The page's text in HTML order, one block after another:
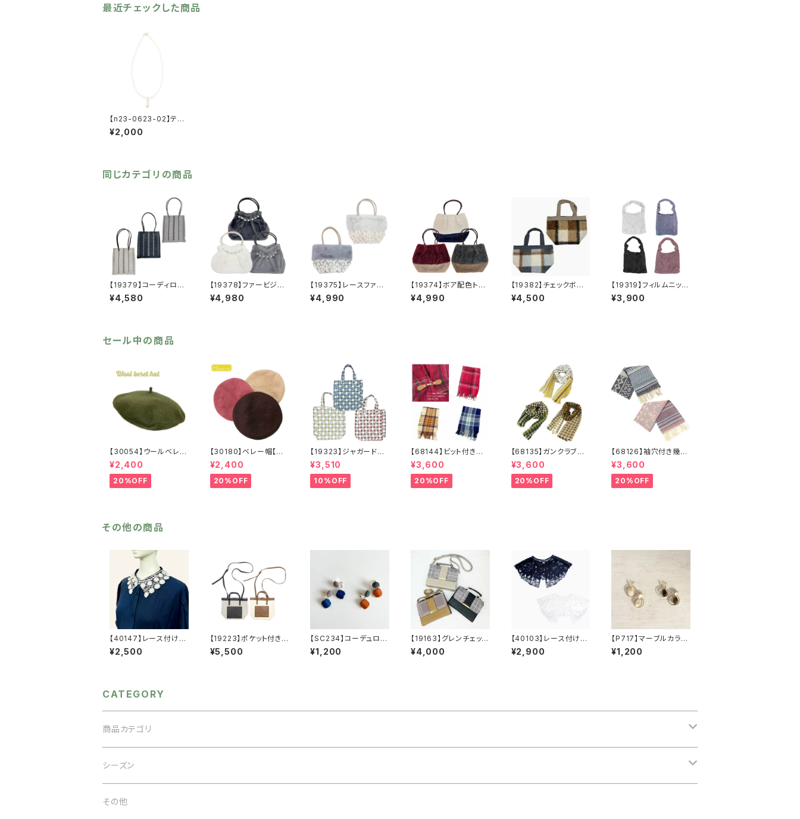
最近チェックした商品
【n23-0623-02】ティ
アドロップチャーム付き
パールネックレス【送料
ネックレス フォーマ
ル カジュアル ナチュ
¥2,000
同じカテゴリの商品
【19379】コーディロイ
刺繍トートバッグ【送料
無料】秋冬バッグ 新作
¥4,580
【19378】ファービジュ
ートート【送料無料】秋
冬バッグ 新作
¥4,980
【19375】レースファー
バッグ【送料無料】秋冬
バッグ 新作
¥4,990
【19374】ボア配色トー
ト【送料無料】秋冬バッ
グ 新作
¥4,990
【19382】チェックボア
ファートート【送料無料】
秋冬バッグ 新作
¥4,500
【19319】フィルムニット
バッグ【送料無料】キラキ
ラ グリッター
¥3,900
セール中の商品
【30054】ウールベレー
帽【送料無料】帽子 カ
ーキ グリーン 秋
冬 フェルトベレー レ
トロ 無地 チョボ
¥2,400
20%OFF
【30180】ベレー帽【送
料無料】フレンチ ベー
シック 無地 ベージ
ュ パープル ブラウ
ン シンプル ハット
¥2,400
20%OFF
【19323】ジャガード縦
型トート【送料無料】トレ
ンド トートバッグ ジ
ャガードバッグ ジャガ
ード生地 花柄 グレ
¥3,510
10%OFF
【68144】ビット付きスト
ール【送料無料】チェッ
ク柄 大判ストール
チェックストール アイ
ボリー ベージュ レ
¥3,600
20%OFF
【68135】ガンクラブチ
ェックストール【送料無
料】マフラー 防寒 チ
ェック柄 千鳥柄 千
鳥格子 マスタード
¥3,600
20%OFF
【68126】袖穴付き幾何
学ジャガードストール
【送料無料】袖付きスト
ール ジャガード織
り リバーシブル 幾
¥3,600
20%OFF
その他の商品
【40147】レース付け襟
【送料無料】ナチュラル
系 ガーリー つけ
¥2,500
【19223】ポケット付きシ
ョルダーバッグ【送料無
料】ハンドバッグ 無地
¥5,500
【SC234】コーデュロイ
×アクリルイヤリング【送
料無料】イヤーアクセ
¥1,200
【19163】グレンチェック
フラップショルダーバッ
グ【送料無料】チェック
ョルダーストラップ ク
¥4,000
【40103】レース付け襟
【送料無料】トレンド
ビッグつけ襟 フリーサ
¥2,900
【P717】マーブルカラー
×メタルリングピアス【送
料無料】秋カラー 秋ピ
¥1,200
CATEGORY
商品カテゴリ
アクセサリー
ネックレス
バッグ
シーズン
オケージョン
その他